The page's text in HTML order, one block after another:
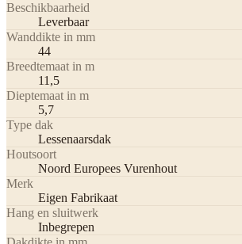
Beschikbaarheid
Leverbaar
Wanddikte in mm
44
Breedtemaat in m
11,5
Dieptemaat in m
5,7
Type dak
Lessenaarsdak
Houtsoort
Noord Europees Vurenhout
Merk
Eigen Fabrikaat
Hang en sluitwerk
Inbegrepen